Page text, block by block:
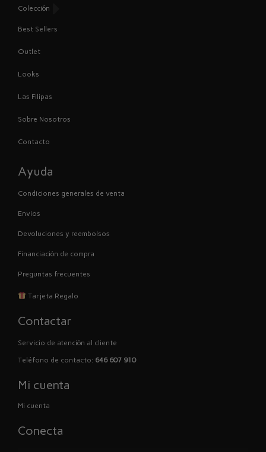
Colección
Best Sellers
Outlet
Looks
Las Filipas
Sobre Nosotros
Contacto
Ayuda
Condiciones generales de venta
Envios
Devoluciones y reembolsos
Financiación de compra
Preguntas frecuentes
Tarjeta Regalo
Contactar
Servicio de atención al cliente
Teléfono de contacto: 646 607 910
Mi cuenta
Mi cuenta
Conecta